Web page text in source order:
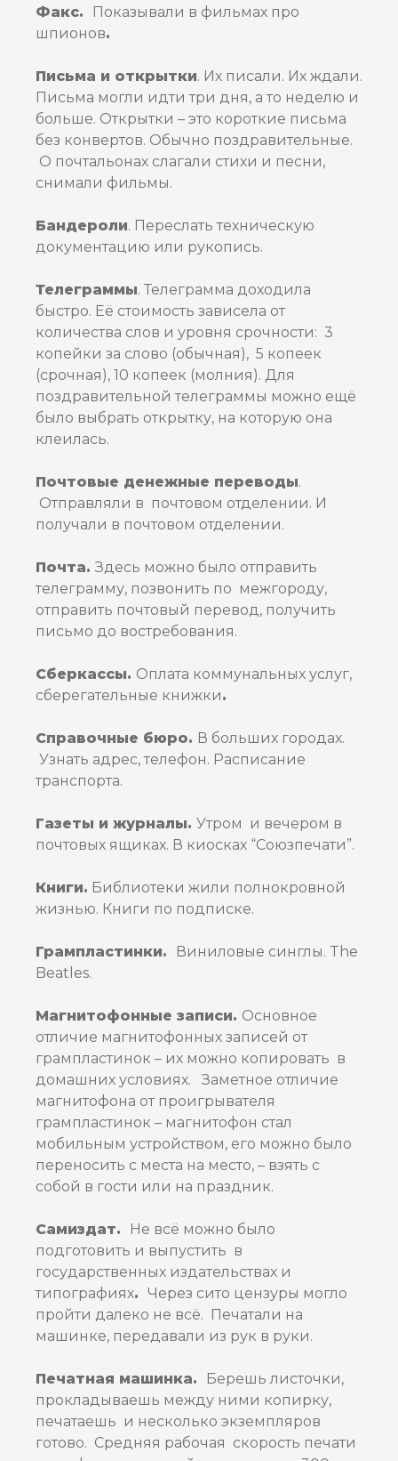
Факс. Показывали в фильмах про
шпионов.
Письма и открытки. Их писали. Их ждали.
Письма могли идти три дня, а то неделю и
больше. Открытки – это короткие письма
без конвертов. Обычно поздравительные.
О почтальонах слагали стихи и песни,
снимали фильмы.
Бандероли. Переслать техническую
документацию или рукопись.
Телеграммы. Телеграмма доходила
быстро. Её стоимость зависела от
количества слов и уровня срочности: 3
копейки за слово (обычная), 5 копеек
(срочная), 10 копеек (молния). Для
поздравительной телеграммы можно ещё
было выбрать открытку, на которую она
клеилась.
Почтовые денежные переводы.
Отправляли в почтовом отделении. И
получали в почтовом отделении.
Почта.Здесь можно было отправить
телеграмму, позвонить по межгороду,
отправить почтовый перевод, получить
письмо до востребования.
Сберкассы. Оплата коммунальных услуг,
сберегательные книжки.
Справочные бюро. В больших городах.
Узнать адрес, телефон. Расписание
транспорта.
Газеты и журналы. Утром и вечером в
почтовых ящиках. В киосках “Союзпечати”.
Книги. Библиотеки жили полнокровной
жизнью. Книги по подписке.
Грампластинки. Виниловые синглы. The
Beatles.
Магнитофонные записи. Основное
отличие магнитофонных записей от
грампластинок – их можно копировать в
домашних условиях. Заметное отличие
магнитофона от проигрывателя
грампластинок – магнитофон стал
мобильным устройством, его можно было
переносить с места на место, – взять с
собой в гости или на праздник.
Самиздат. Не всё можно было
подготовить и выпустить в
государственных издательствах и
типографиях. Через сито цензуры могло
пройти далеко не всё. Печатали на
машинке, передавали из рук в руки.
Печатная машинка. Берешь листочки,
прокладываешь между ними копирку,
печатаешь и несколько экземпляров
готово. Средняя рабочая скорость печати